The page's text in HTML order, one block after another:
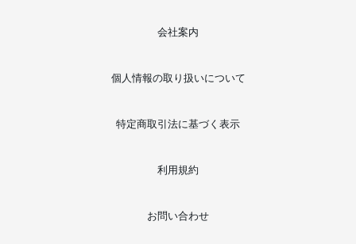
会社案内
個人情報の取り扱いについて
特定商取引法に基づく表示
利用規約
お問い合わせ